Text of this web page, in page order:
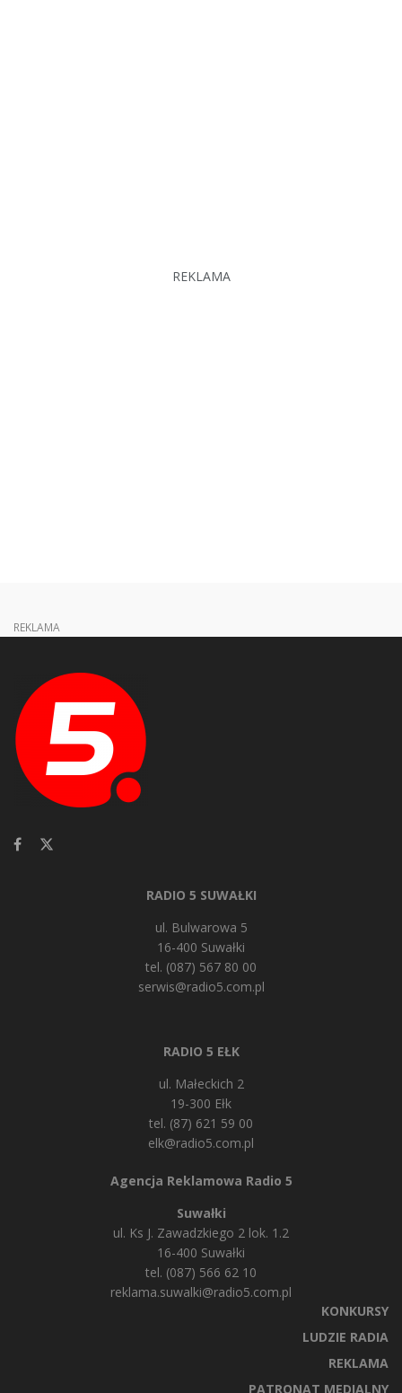
REKLAMA
REKLAMA
RADIO 5 SUWAŁKI
ul. Bulwarowa 5
16-400 Suwałki
tel. (087) 567 80 00
serwis@radio5.com.pl
RADIO 5 EŁK
ul. Małeckich 2
19-300 Ełk
tel. (87) 621 59 00
elk@radio5.com.pl
Agencja Reklamowa Radio 5
Suwałki
ul. Ks J. Zawadzkiego 2 lok. 1.2
16-400 Suwałki
tel. (087) 566 62 10
reklama.suwalki@radio5.com.pl
KONKURSY
LUDZIE RADIA
REKLAMA
PATRONAT MEDIALNY